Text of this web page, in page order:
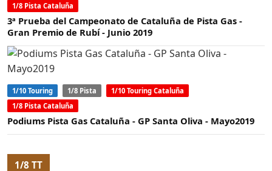
1/8 Pista Cataluña
3ª Prueba del Campeonato de Cataluña de Pista Gas -
Gran Premio de Rubí - Junio 2019
1/10 Touring 1/8 Pista
1/10 Touring Cataluña
1/8 Pista Cataluña
Podiums Pista Gas Cataluña - GP Santa Oliva - Mayo2019
1/8 TT